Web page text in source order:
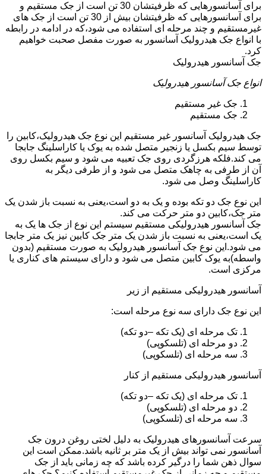
برای آسانسورهایی که ظرفیتشان 30 تن است از جک مستقیم و
برای آسانسورهایی که ظرفیتشان بیش از 30 تن است از جک های
غیرمستقیم و چند مرحله ای استفاده می شود،که در ادامه در رابطه
با انواع جک هیدرولیک آسانسور به صورت مفصل صحبت خواهیم
کرد.
جک آسانسور هیدرولیک
انواع جک آسانسور هیدرولیک
جک غیر مستقیم
جک مستقیم
جک هیدرولیک آسانسور غیر مستقیم این نوع جک هیدرولیک،کابین را
توسط سیم بکسل یا زنجیر متصل شده به یوک یا کاراسلینگ جابجا
می کند.فلکه هرزگردی روی جک تعبیه می شود و سیم بکسل روی
آن از طرفی به چاهک متصل می شود و از طرفی دیگر به
کاراسلینگ وصل می شود.
این نوع جک دو تکه بوده و یک به دو است،یعنی به نسبت باز شدن یک
متر جک،کابین دو متر حرکت می کند.
جک آسانسور هیدرولیکی مستقیم سیستم این نوع از جک ها یک به
یک است،یعنی به نسبت باز شدن یک متر جک کابین نیز یک متر جابجا
می شود.این نوع جک آسانسور هیدرولیک به صورت مستقیم (بدون
واسطه)به یوک کابین متصل می شود و دارای سیستم های کناری یا
مرکزی است.
آسانسور هیدرولیکی مستقیم از زیر
این نوع جک دارای سه نوع مرحله است:
تک مرحله ای (یک تکه –دو تکه)
دو مرحله ای (تلسکوپی)
سه مرحله ای (تلسکوپی)
آسانسور هیدرولیکی مستقیم از کنار
تک مرحله ای (یک تکه –دو تکه)
دو مرحله ای (تلسکوپی)
سه مرحله ای (تلسکوپی)
سرعت آسانسورهای هیدرولیک به دلیل لختی روغن درون جک
آسانسور نمی تواند بیش از یک متر بر ثانیه باشد.ممکن است این
سوال ذهن شما را درگیر کرده باشد که چه زمانی باید از جک